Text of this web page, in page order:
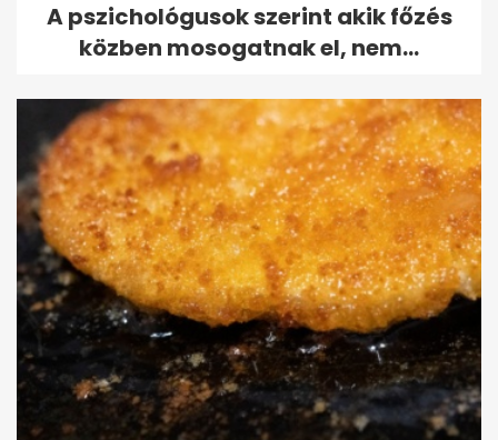
A pszichológusok szerint akik főzés
közben mosogatnak el, nem...